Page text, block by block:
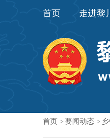
首页 走进黎
首页 > 要闻动态 >